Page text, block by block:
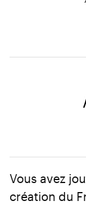
Vous avez
création du